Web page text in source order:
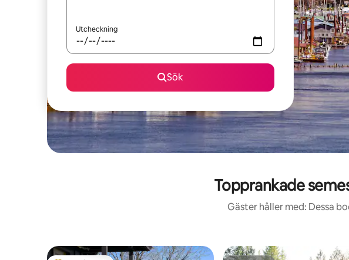
Utcheckning
Sök
Topprankade
Gäster håller med: Dessa